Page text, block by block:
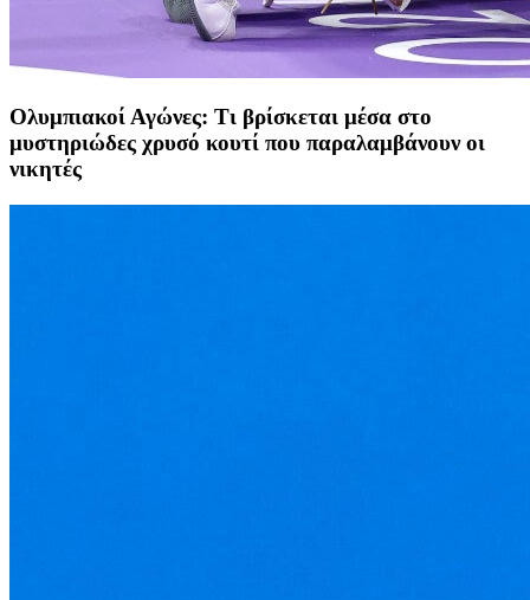
Ολυμπιακοί Αγώνες: Τι βρίσκεται μέσα στο
μυστηριώδες χρυσό κουτί που παραλαμβάνουν οι
νικητές